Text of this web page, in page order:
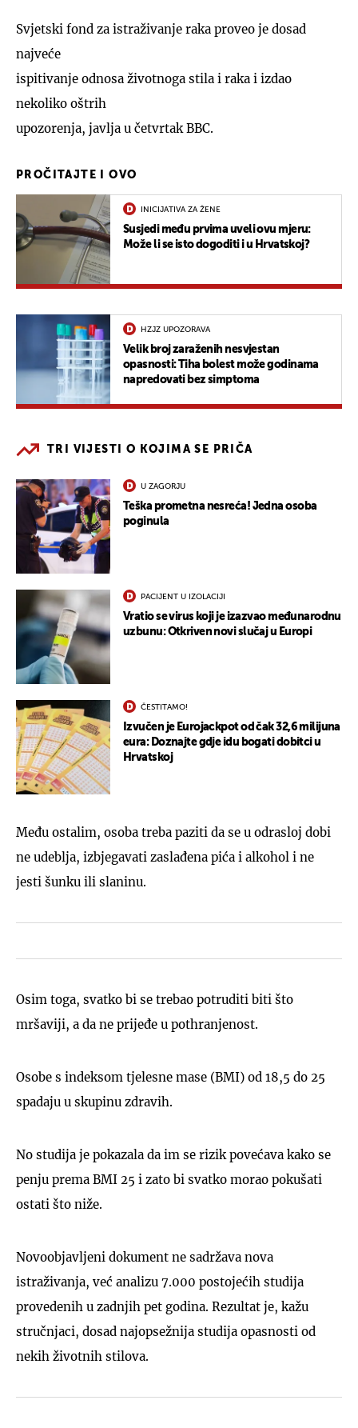
Svjetski fond za istraživanje raka proveo je dosad
najveće
ispitivanje odnosa životnoga stila i raka i izdao
nekoliko oštrih
upozorenja, javlja u četvrtak BBC.
PROČITAJTE I OVO
INICIJATIVA ZA ŽENE
Susjedi među prvima uveli ovu mjeru:
Može li se isto dogoditi i u Hrvatskoj?
HZJZ UPOZORAVA
Velik broj zaraženih nesvjestan
opasnosti: Tiha bolest može godinama
napredovati bez simptoma
TRI VIJESTI O KOJIMA SE PRIČA
U ZAGORJU
Teška prometna nesreća! Jedna osoba
poginula
PACIJENT U IZOLACIJI
Vratio se virus koji je izazvao međunarodnu
uzbunu: Otkriven novi slučaj u Europi
ČESTITAMO!
Izvučen je Eurojackpot od čak 32,6 milijuna
eura: Doznajte gdje idu bogati dobitci u
Hrvatskoj
Među ostalim, osoba treba paziti da se u odrasloj dobi
ne udeblja, izbjegavati zaslađena pića i alkohol i ne
jesti šunku ili slaninu.
Osim toga, svatko bi se trebao potruditi biti što
mršaviji, a da ne prijeđe u pothranjenost.
Osobe s indeksom tjelesne mase (BMI) od 18,5 do 25
spadaju u skupinu zdravih.
No studija je pokazala da im se rizik povećava kako se
penju prema BMI 25 i zato bi svatko morao pokušati
ostati što niže.
Novoobjavljeni dokument ne sadržava nova
istraživanja, već analizu 7.000 postojećih studija
provedenih u zadnjih pet godina. Rezultat je, kažu
stručnjaci, dosad najopsežnija studija opasnosti od
nekih životnih stilova.